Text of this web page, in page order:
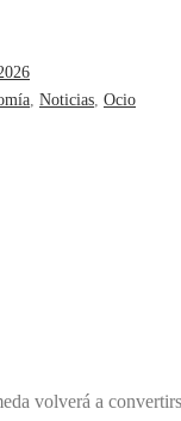
, Noticias, Ocio
volverá a